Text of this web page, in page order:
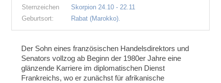
Sternzeichen
Skorpion 24.10 - 22.11
Geburtsort:
Rabat (Marokko).
Der Sohn eines französischen Handelsdirektors und
Senators vollzog ab Beginn der 1980er Jahre eine
glänzende Karriere im diplomatischen Dienst
Frankreichs, wo er zunächst für afrikanische